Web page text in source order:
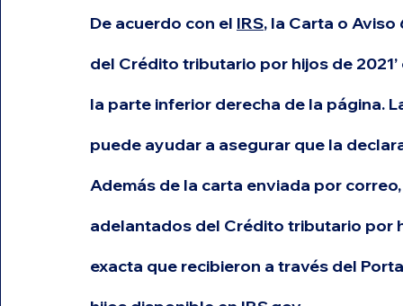
De acuerdo con el IRS, la Carta o
del Crédito tributario por hijos de
la parte inferior derecha de la página.
puede ayudar a asegurar que la
Además de la carta enviada por
adelantados del Crédito tributario por
exacta que recibieron a través del